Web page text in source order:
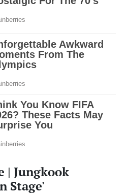
| Jungkook
Stage'